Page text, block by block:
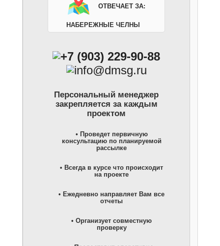
Отвечает за:
Набережные Челны
+7 (903) 229-90-88
info@dmsg.ru
Персональный менеджер
закрепляется за каждым
проектом
• Проведет первичную
консультацию по планируемой
рассылке
• Всегда в курсе что происходит
на проекте
• Ежедневно направляет Вам все
отчеты
• Организует совместную
проверку